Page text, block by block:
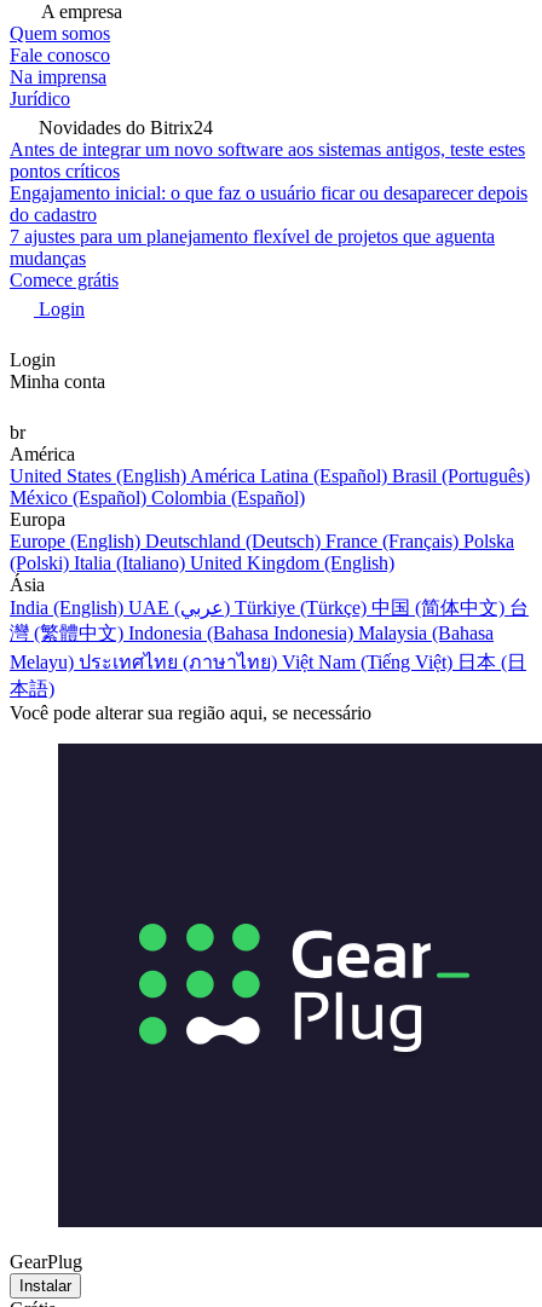
A empresa
Quem somos
Fale conosco
Na imprensa
Jurídico
Novidades do Bitrix24
Antes de integrar um novo software aos sistemas antigos, teste estes
pontos críticos
Engajamento inicial: o que faz o usuário ficar ou desaparecer depois
do cadastro
7 ajustes para um planejamento flexível de projetos que aguenta
mudanças
Comece grátis
Login
Login
Minha conta
br
América
United States (English) América Latina (Español) Brasil (Português)
México (Español) Colombia (Español)
Europa
Europe (English) Deutschland (Deutsch) France (Français) Polska
(Polski) Italia (Italiano) United Kingdom (English)
Ásia
India (English)
UAE (عربي) Türkiye (Türkçe) 中国 (简体中文) 台
灣 (繁體中文) Indonesia (Bahasa Indonesia) Malaysia (Bahasa
Melayu) ประเทศไทย (ภาษาไทย) Việt Nam (Tiếng Việt) 日本 (日
本語)
Você pode alterar sua região aqui, se necessário
GearPlug
Instalar